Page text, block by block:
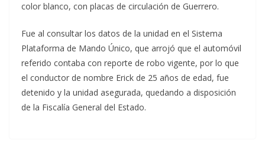
color blanco, con placas de circulación de Guerrero.
Fue al consultar los datos de la unidad en el Sistema
Plataforma de Mando Único, que arrojó que el automóvil
referido contaba con reporte de robo vigente, por lo que
el conductor de nombre Erick de 25 años de edad, fue
detenido y la unidad asegurada, quedando a disposición
de la Fiscalía General del Estado.